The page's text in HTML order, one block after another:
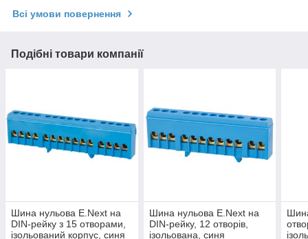
Всі умови повернення
Подібні товари компанії
Шина нульова E.Next на
DIN-рейку з 15 отворами,
ізольований корпус, синя
Шина нульова E.Next на
DIN-рейку, 12 отворів,
ізольована, синя